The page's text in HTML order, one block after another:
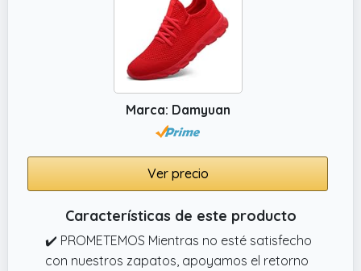
Marca: Damyuan
Ver precio
Características de este producto
✔️ PROMETEMOS Mientras no esté satisfecho
con nuestros zapatos, apoyamos el retorno